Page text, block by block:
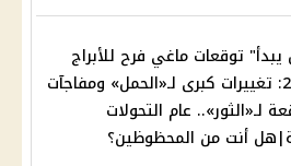
توقعات ماغي فرح للأبراج
في 2025: تغييرات كبرى لـ«الحمل» ومفاجآت
لـ«الثور».. عام التحولات
أنت من المحظوظين؟